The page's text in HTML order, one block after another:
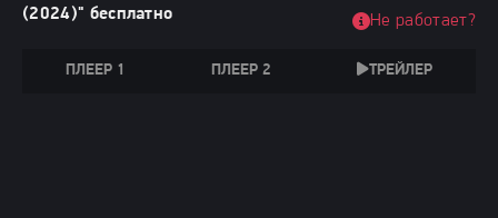
(2024)" бесплатно
ПЛЕЕР 1 ПЛЕЕР 2 ТРЕЙЛЕР
Не работает?